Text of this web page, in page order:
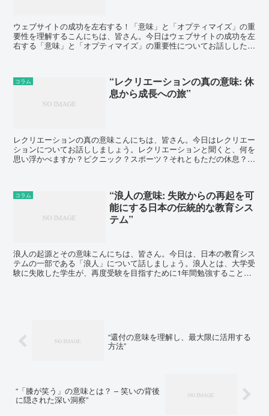
ウェブサイトの成功を左右する！「意味」と「オプティマイズ」の重
要性を理解するこんにちは、皆さん。今日はウェブサイトの成功を左
右する「意味」と「オプティマイズ」の重要性についてお話ししたい
コラム
“レクリエーションの真の意味: 休
息から成長への旅”
レクリエーションの真の意味こんにちは、皆さん。今日はレクリエー
ションについてお話ししましょう。レクリエーションと聞くと、何を
思い浮かべますか？ピクニック？スポーツ？それともただの休息？し
コラム
“浪人の意味: 失敗からの再起を可
能にする日本の伝統的な教育シス
テム”
浪人の起源とその意味こんにちは、皆さん。今日は、日本の教育シス
テムの一部である「浪人」について話しましょう。浪人とは、大学受
験に失敗した学生が、再度受験を目指すために1年間勉強することを
“還付の意味を理解し、最大限に活用する
方法”
“「膝が笑う」の意味とは？ – 笑いの背後
に隠された深い洞察”